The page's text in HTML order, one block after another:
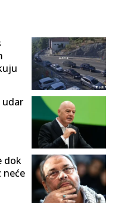
udar
dok
neće